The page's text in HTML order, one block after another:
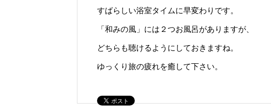
すばらしい浴室タイムに早変わりです。
「和みの風」には２つお風呂がありますが、
どちらも聴けるようにしておきますね。
ゆっくり旅の疲れを癒して下さい。